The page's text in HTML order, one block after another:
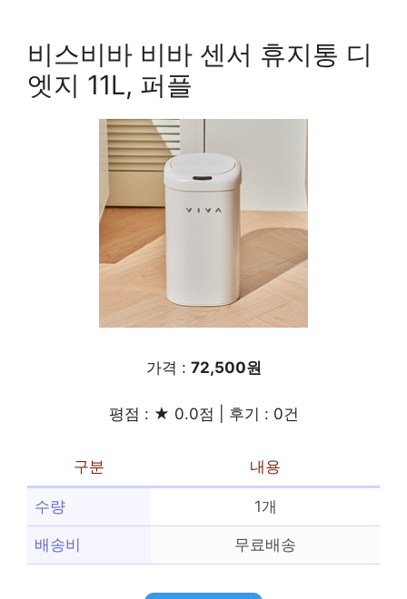
비스비바 비바 센서 휴지통 디
엣지 11L, 퍼플
가격 : 72,500원
평점 : ★ 0.0점 | 후기 : 0건
구분 내용
수량 1개
배송비 무료배송